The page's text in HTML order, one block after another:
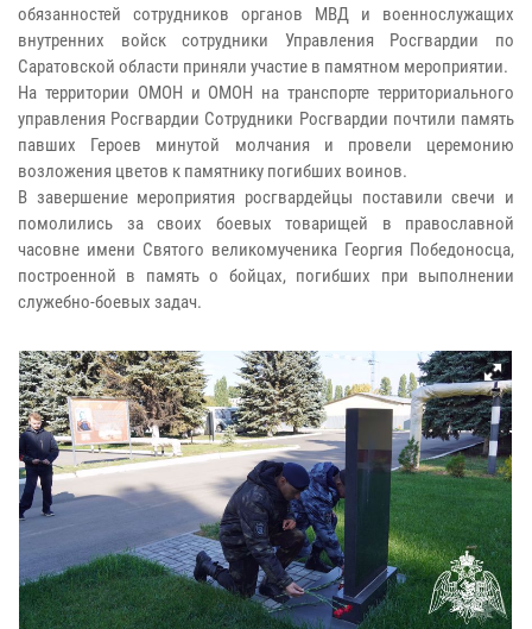
обязанностей сотрудников органов МВД и военнослужащих
внутренних войск сотрудники Управления Росгвардии по
Саратовской области приняли участие в памятном мероприятии.
На территории ОМОН и ОМОН на транспорте территориального
управления Росгвардии Сотрудники Росгвардии почтили память
павших Героев минутой молчания и провели церемонию
возложения цветов к памятнику погибших воинов.
В завершение мероприятия росгвардейцы поставили свечи и
помолились за своих боевых товарищей в православной
часовне имени Святого великомученика Георгия Победоносца,
построенной в память о бойцах, погибших при выполнении
служебно-боевых задач.